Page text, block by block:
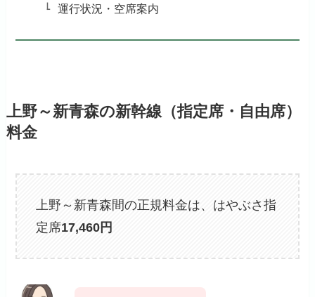
運行状況・空席案内
上野～新青森の新幹線（指定席・自由席）
料金
上野～新青森間の正規料金は、はやぶさ指
定席17,460円